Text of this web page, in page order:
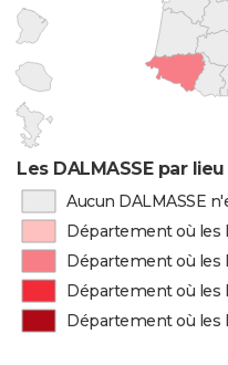
Les DALMASSE par
Aucun DALMASSE
Département où les
Département où les
Département où les
Département où les